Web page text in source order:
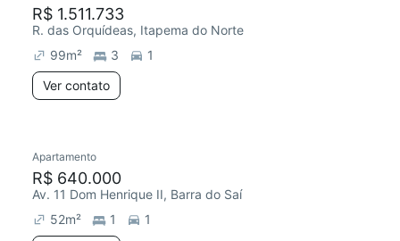
R$ 1.511.733
R. das Orquídeas, Itapema do Norte
99m² 3
1
Ver contato
Apartamento
R$ 640.000
Av. 11 Dom Henrique II, Barra do Saí
52m² 1
1